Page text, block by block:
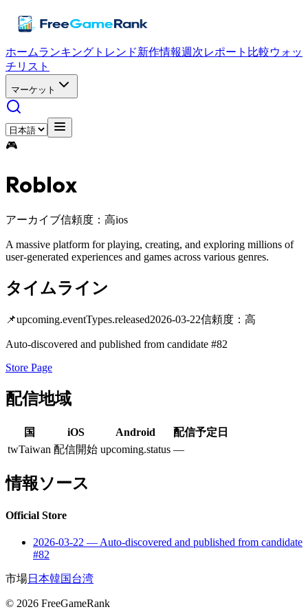
ホームランキング トレンド新作情報週次レポート 比較ウォッ
チリスト
マーケット
🎮
Roblox
アーカイブ信頼度：高ios
A massive platform for playing, creating, and exploring millions of
user-generated experiences and games across various genres.
タイムライン
📌upcoming.eventTypes.released2026-03-22信頼度：高
Auto-discovered and published from candidate #82
Store Page
配信地域
国 iOS Android
配信予定日
twTaiwan 配信開始 upcoming.status —
情報ソース
Official Store
2026-03-22 — Auto-discovered and published from candidate
#82
市場日本韓国台湾
© 2026 FreeGameRank